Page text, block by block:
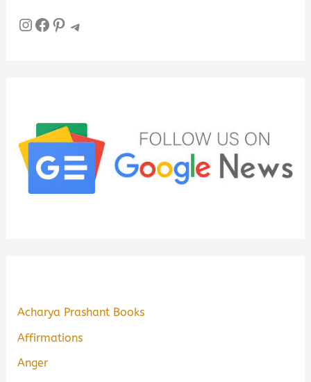
InstagramFacebook Pinterest Telegram
Acharya Prashant Books
Affirmations
Anger